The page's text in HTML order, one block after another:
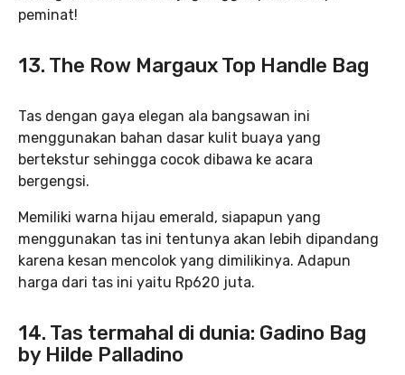
peminat!
13. The Row Margaux Top Handle Bag
Tas dengan gaya elegan ala bangsawan ini
menggunakan bahan dasar kulit buaya yang
bertekstur sehingga cocok dibawa ke acara
bergengsi.
Memiliki warna hijau emerald, siapapun yang
menggunakan tas ini tentunya akan lebih dipandang
karena kesan mencolok yang dimilikinya. Adapun
harga dari tas ini yaitu Rp620 juta.
14. Tas termahal di dunia: Gadino Bag
by Hilde Palladino